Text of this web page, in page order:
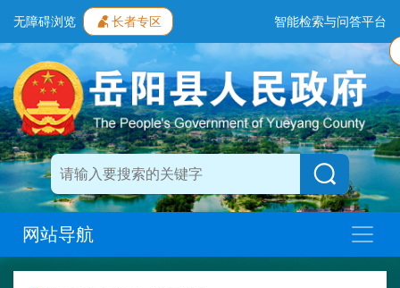
无障碍浏览 长者专区 智能检索与问答平台
网站导航